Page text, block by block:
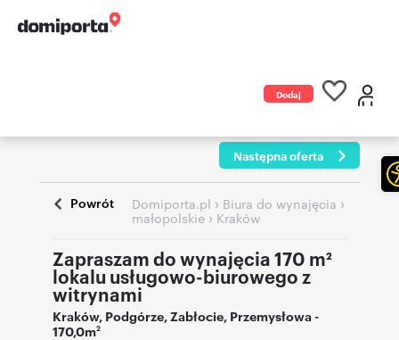
Dodaj
Następna oferta
Powrót Domiporta.pl › Biura do wynajęcia ›
małopolskie › Kraków
Zapraszam do wynajęcia 170 m²
lokalu usługowo-biurowego z
witrynami
Kraków, Podgórze, Zabłocie, Przemysłowa-
170,0m2